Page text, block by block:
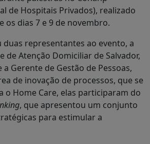
de Hospitais Privados), realizado
os dias 7 e 9 de novembro.
duas representantes ao evento, a
de Atenção Domiciliar de Salvador,
a Gerente de Gestão de Pessoas,
de inovação de processos, que se
o Home Care, elas participaram do
, que apresentou um conjunto
para estimular a